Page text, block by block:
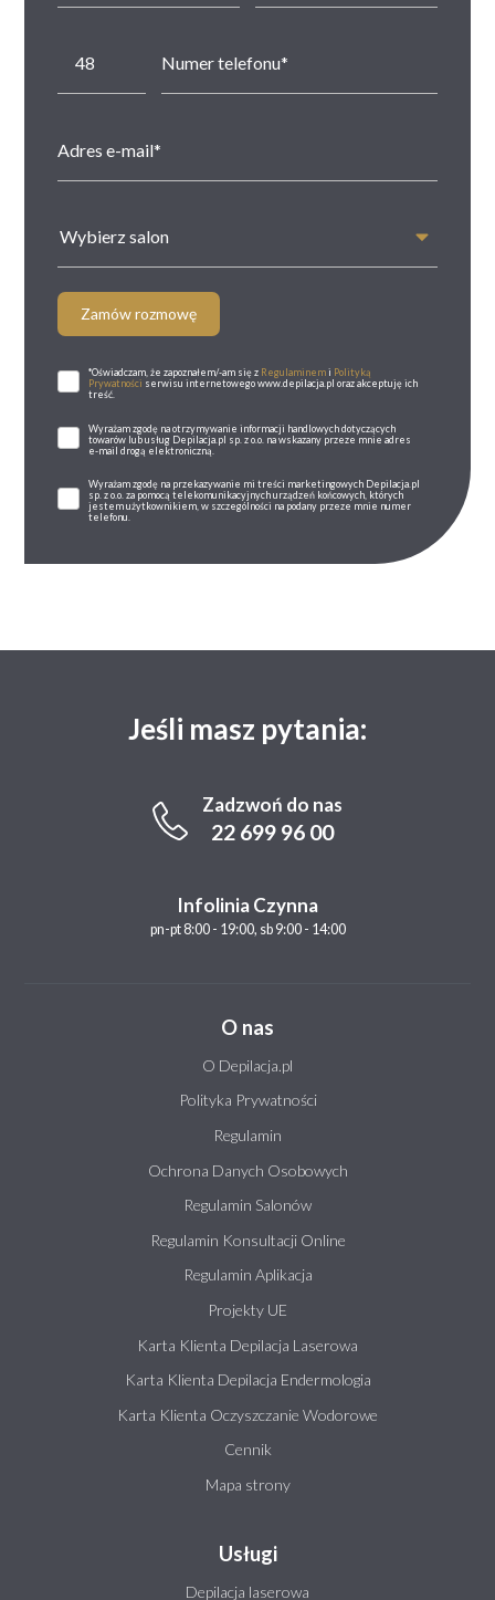
Wybierz salon
Zamów rozmowę
*Oświadczam, że zapoznałem/-am się z Regulaminemi Polityką
Prywatności serwisu internetowego www.depilacja.pl oraz akceptuję ich
treść.
Wyrażam zgodę na otrzymywanie informacji handlowych dotyczących
towarów lub usług Depilacja.pl sp. z o.o. na wskazany przeze mnie adres
e-mail drogą elektroniczną.
Wyrażam zgodę na przekazywanie mi treści marketingowych Depilacja.pl
sp. z o.o. za pomocą telekomunikacyjnych urządzeń końcowych, których
jestem użytkownikiem, w szczególności na podany przeze mnie numer
telefonu.
Jeśli masz pytania:
Zadzwoń do nas
22 699 96 00
Infolinia Czynna
pn-pt 8:00 - 19:00, sb 9:00 - 14:00
O nas
O Depilacja.pl
Polityka Prywatności
Regulamin
Ochrona Danych Osobowych
Regulamin Salonów
Regulamin Konsultacji Online
Regulamin Aplikacja
Projekty UE
Karta Klienta Depilacja Laserowa
Karta Klienta Depilacja Endermologia
Karta Klienta Oczyszczanie Wodorowe
Cennik
Mapa strony
Usługi
Depilacja laserowa